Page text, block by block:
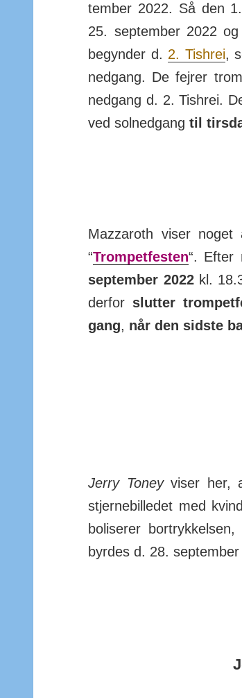
tember 2022. Så den
25. september 2022
begynder d. 2. Tishrei,
ned­gang. De fejrer
ned­gang d. 2. Tishrei.
ved sol­ned­gangtil
Mazzaroth viser
“Trompetfesten“. Efter
sep­tember 2022kl.
derfor slutter
gang, når den sidste
Jerry Toneyviser her,
stjerne­billedet med
boli­serer
byrdes d. 28.